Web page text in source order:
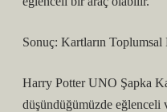
Sonuç: Kartların Toplumsal
Harry Potter UNO Şapka
düşündüğümüzde